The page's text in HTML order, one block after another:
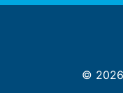
© 2026